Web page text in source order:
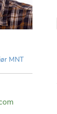
MNT